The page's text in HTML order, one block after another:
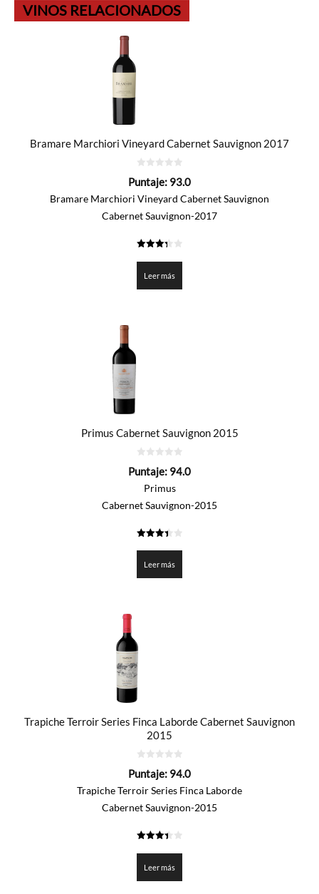
VINOS RELACIONADOS
Bramare Marchiori Vineyard Cabernet Sauvignon 2017
de
Puntaje: 93.0
Bramare Marchiori Vineyard Cabernet Sauvignon
Cabernet Sauvignon-2017
de 5
Leer más
Primus Cabernet Sauvignon 2015
de
Puntaje: 94.0
Primus
Cabernet Sauvignon-2015
Leer más
Trapiche Terroir Series Finca Laborde Cabernet Sauvignon
2015
de
Puntaje: 94.0
Trapiche Terroir Series Finca Laborde
Cabernet Sauvignon-2015
Leer más